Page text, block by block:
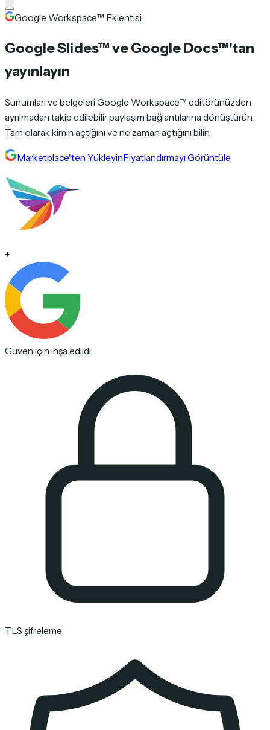
Google Workspace™ Eklentisi
Google Slides™veGoogle Docs™'tan
yayınlayın
Sunumları ve belgeleri Google Workspace™ editörünüzden
ayrılmadan takip edilebilir paylaşım bağlantılarına dönüştürün.
Tam olarak kimin açtığını ve ne zaman açtığını bilin.
Marketplace'ten YükleyinFiyatlandırmayı Görüntüle
+
Güven için inşa edildi
TLS şifreleme